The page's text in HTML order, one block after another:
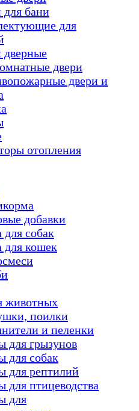
для бани
для
дверные
двери
двери и
отопления
добавки
собак
для кошек
животных
поилки
и пеленки
для грызунов
для собак
для рептилий
для птицеводства
для